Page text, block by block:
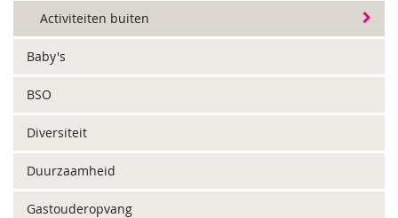
Activiteiten buiten
Baby's
BSO
Diversiteit
Duurzaamheid
Gastouderopvang